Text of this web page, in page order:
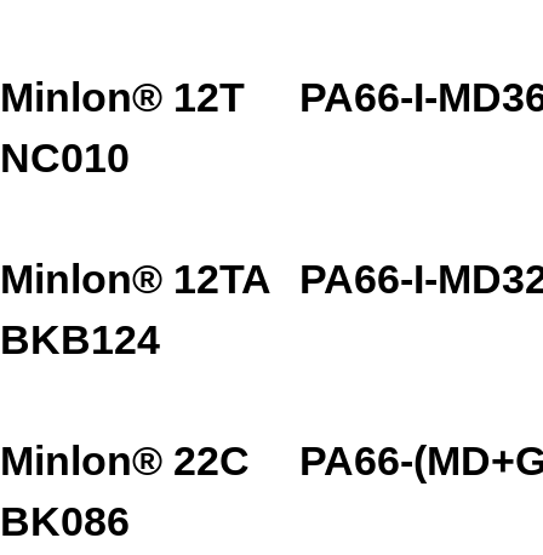
Minlon® 12T
NC010
PA66-I-
Minlon® 12TA
BKB124
PA66-I-
Minlon® 22C
BK086
PA66-